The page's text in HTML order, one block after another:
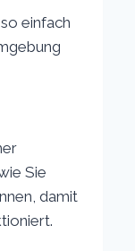
einfach
Sie
damit